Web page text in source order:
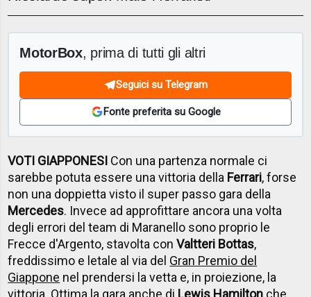
MotorBox, prima di tutti gli altri
Seguici su Telegram
Fonte preferita su Google
VOTI GIAPPONESI Con una partenza normale ci
sarebbe potuta essere una vittoria della Ferrari, forse
non una doppietta visto il super passo gara della
Mercedes. Invece ad approfittare ancora una volta
degli errori del team di Maranello sono proprio le
Frecce d'Argento, stavolta conValtteri Bottas,
freddissimo e letale al via del Gran Premio del
Giappone nel prendersi la vetta e, in proiezione, la